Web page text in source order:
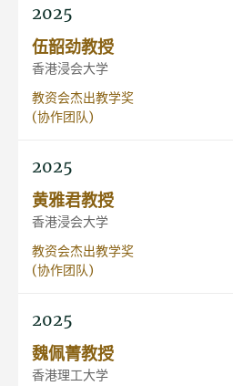
2025
伍韶劲教授
香港浸会大学
教资会杰出教学奖
(协作团队)
2025
黄雅君教授
香港浸会大学
教资会杰出教学奖
(协作团队)
2025
魏佩菁教授
香港理工大学